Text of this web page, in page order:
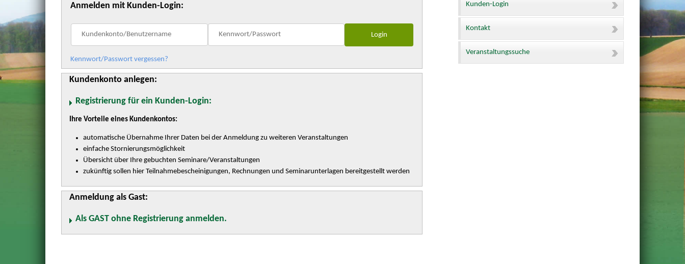
Anmelden mit Kunden-Login:
Kennwort/Passwort vergessen?
Kundenkonto anlegen:
Registrierung für ein Kunden-Login:
Ihre Vorteile eines Kundenkontos:
automatische Übernahme Ihrer Daten bei der Anmeldung zu weiteren Veranstaltungen
einfache Stornierungsmöglichkeit
Übersicht über Ihre gebuchten Seminare/Veranstaltungen
zukünftig sollen hier Teilnahmebescheinigungen, Rechnungen und Seminarunterlagen bereitgestellt werden
Anmeldung als Gast:
Als GAST ohne Registrierung anmelden.
Kunden-Login
Kontakt
Veranstaltungssuche